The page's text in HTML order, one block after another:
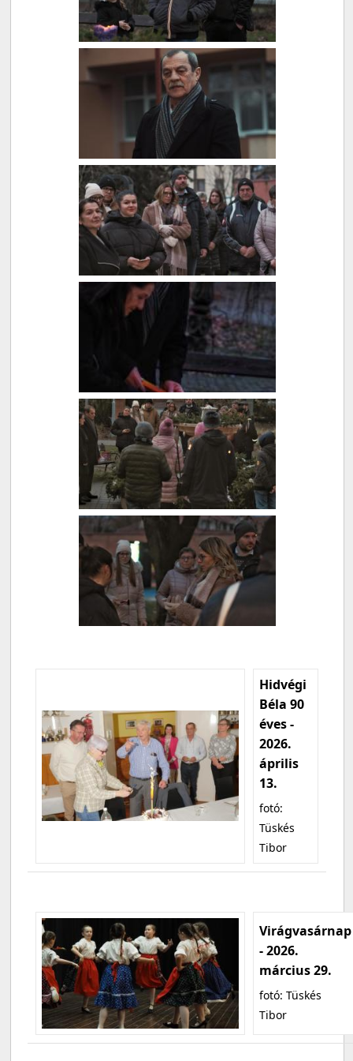
Hidvégi
Béla 90
éves -
2026.
április
13.
fotó:
Tüskés
Tibor
Virágvasárnap
- 2026.
március 29.
fotó: Tüskés
Tibor